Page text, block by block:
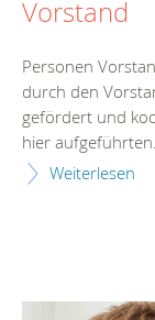
Vorstand
Personen
durch den
gefördert und
hier
Weiterlesen